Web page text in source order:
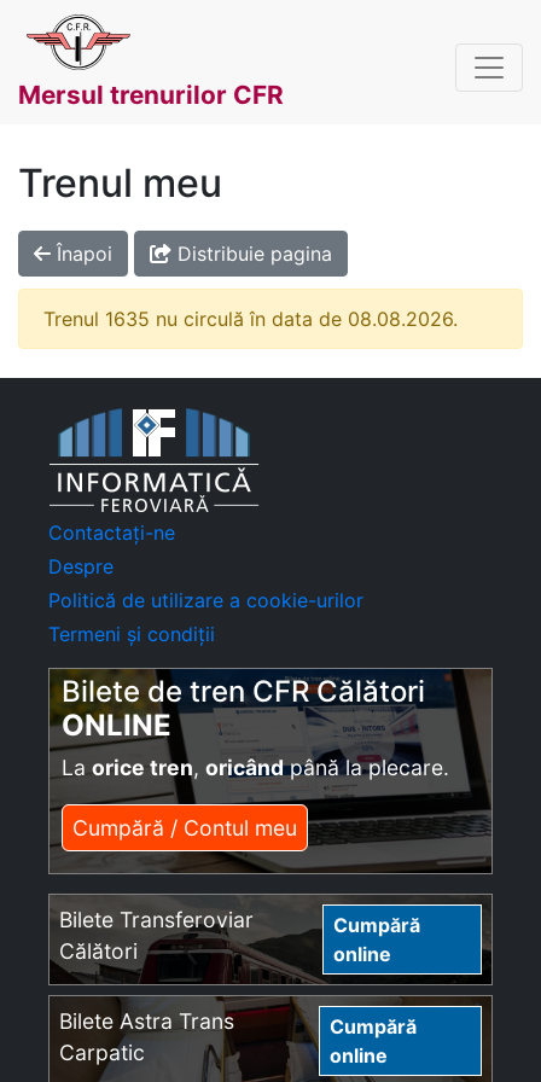
Mersul trenurilor CFR
Trenul meu
Înapoi Distribuie pagina
Trenul 1635 nu circulă în data de 08.08.2026.
Contactați-ne
Despre
Politică de utilizare a cookie-urilor
Termeni și condiții
Bilete de tren CFR Călători
ONLINE
La orice tren, oricândpână la plecare.
Cumpără / Contul meu
Bilete Transferoviar
Călători
Cumpără
online
Bilete Astra Trans
Carpatic
Cumpără
online